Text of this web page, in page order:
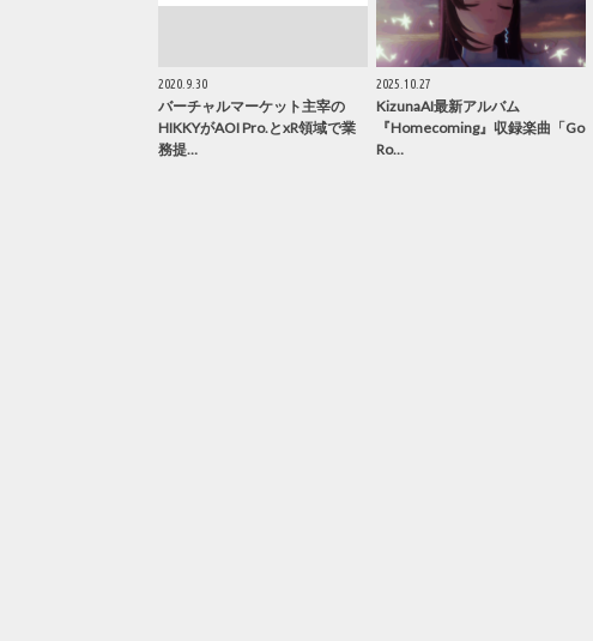
2020.9.30
バーチャルマーケット主宰の
HIKKYがAOI Pro.とxR領域で業
務提…
2025.10.27
KizunaAI最新アルバム
『Homecoming』収録楽曲「Go
Ro…